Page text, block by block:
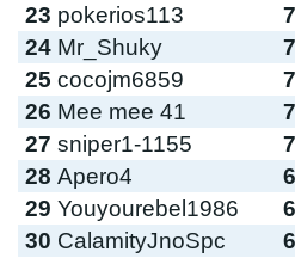
23 pokerios113
24 Mr_Shuky
25 cocojm6859
26 Mee mee 41
27 sniper1-1155
28 Apero4
29 Youyourebel1986
30 CalamityJnoSpc